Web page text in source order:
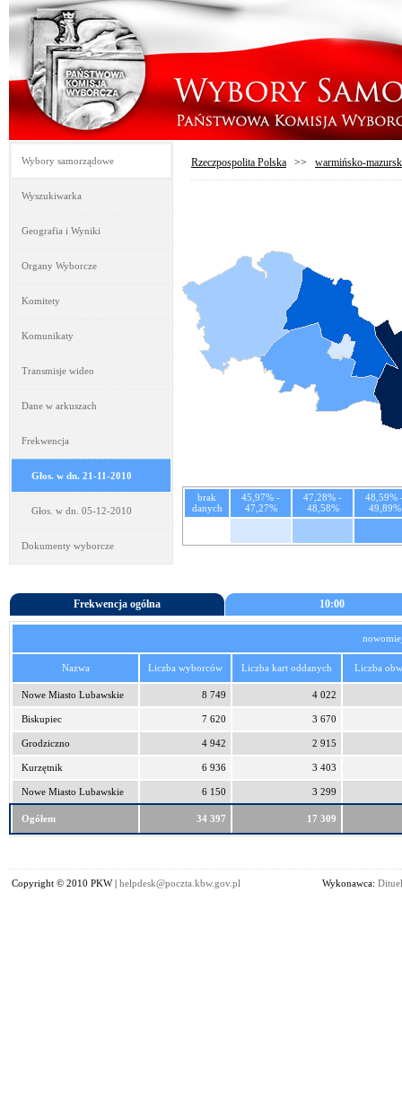
Wybory samorządowe
Wyszukiwarka
Geografia i Wyniki
Organy Wyborcze
Komitety
Komunikaty
Transmisje wideo
Dane w arkuszach
Frekwencja
Głos. w dn. 21-11-2010
Głos. w dn. 05-12-2010
Dokumenty wyborcze
Rzeczpospolita Polska >> warmińsko-
brak
danych
45,97% -
47,27%
47,28% -
48,58%
48,59%
49,89%
Frekwencja ogólna 10:00
Nazwa Liczba wyborców Liczba kart oddanych Liczba
Nowe Miasto Lubawskie 8 749 4 022
Biskupiec 7 620 3 670
Grodziczno 4 942 2 915
Kurzętnik 6 936 3 403
Nowe Miasto Lubawskie 6 150 3 299
Ogółem 34 397 17 309
Copyright © 2010 PKW | helpdesk@poczta.kbw.gov.pl Wykonawca: